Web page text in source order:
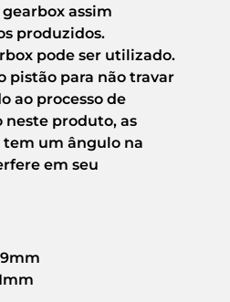
assim
produzidos.
pode ser utilizado.
pistão para não travar
ao processo de
produto, as
tem um ângulo na
em seu